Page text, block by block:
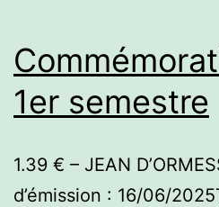
1er semestre
1.39 € – JEAN
d’émission : 16/06/